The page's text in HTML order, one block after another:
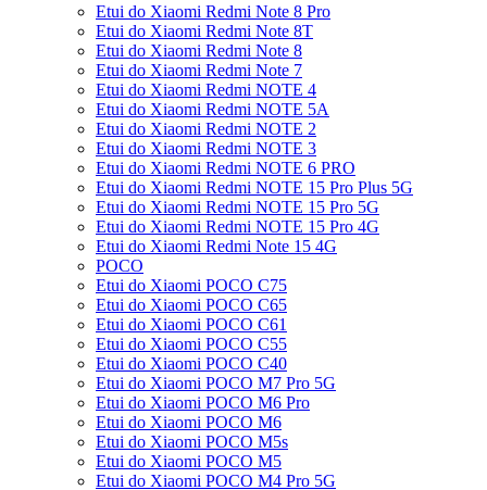
Etui do Xiaomi Redmi Note 8 Pro
Etui do Xiaomi Redmi Note 8T
Etui do Xiaomi Redmi Note 8
Etui do Xiaomi Redmi Note 7
Etui do Xiaomi Redmi NOTE 4
Etui do Xiaomi Redmi NOTE 5A
Etui do Xiaomi Redmi NOTE 2
Etui do Xiaomi Redmi NOTE 3
Etui do Xiaomi Redmi NOTE 6 PRO
Etui do Xiaomi Redmi NOTE 15 Pro Plus 5G
Etui do Xiaomi Redmi NOTE 15 Pro 5G
Etui do Xiaomi Redmi NOTE 15 Pro 4G
Etui do Xiaomi Redmi Note 15 4G
POCO
Etui do Xiaomi POCO C75
Etui do Xiaomi POCO C65
Etui do Xiaomi POCO C61
Etui do Xiaomi POCO C55
Etui do Xiaomi POCO C40
Etui do Xiaomi POCO M7 Pro 5G
Etui do Xiaomi POCO M6 Pro
Etui do Xiaomi POCO M6
Etui do Xiaomi POCO M5s
Etui do Xiaomi POCO M5
Etui do Xiaomi POCO M4 Pro 5G